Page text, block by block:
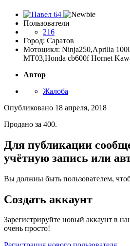
Пользователи
216
Город: Саратов
Мотоцикл: Ninja250,Aprilia
MT03,Honda cb600f Hornet
Автор
Жалоба
Опубликовано 18 апреля, 2018
Продано за 400.
Для публикации
учётную запись или
Вы должны быть пользователем,
Создать аккаунт
Зарегистрируйте новый аккаунт в
очень просто!